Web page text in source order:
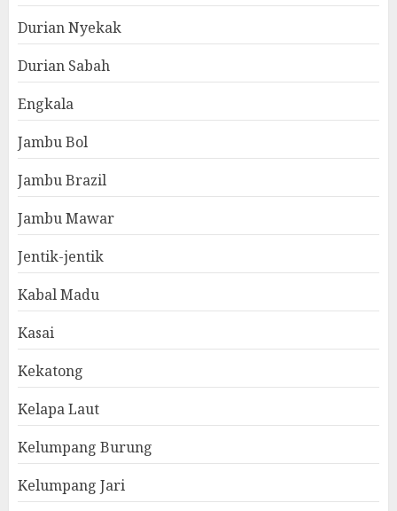
Durian Nyekak
Durian Sabah
Engkala
Jambu Bol
Jambu Brazil
Jambu Mawar
Jentik-jentik
Kabal Madu
Kasai
Kekatong
Kelapa Laut
Kelumpang Burung
Kelumpang Jari